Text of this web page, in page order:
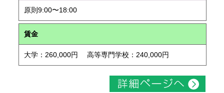
原則9:00〜18:00
賃金
大学：260,000円 高等専門学校：240,000円